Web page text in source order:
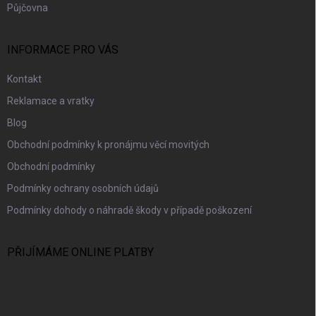
Půjčovna
INFORMACE PRO VÁS
Kontakt
Reklamace a vratky
Blog
Obchodní podmínky k pronájmu věcí movitých
Obchodní podmínky
Podmínky ochrany osobních údajů
Podmínky dohody o náhradě škody v případě poškození
PŘIJÍMÁME ONLINE PLATBY